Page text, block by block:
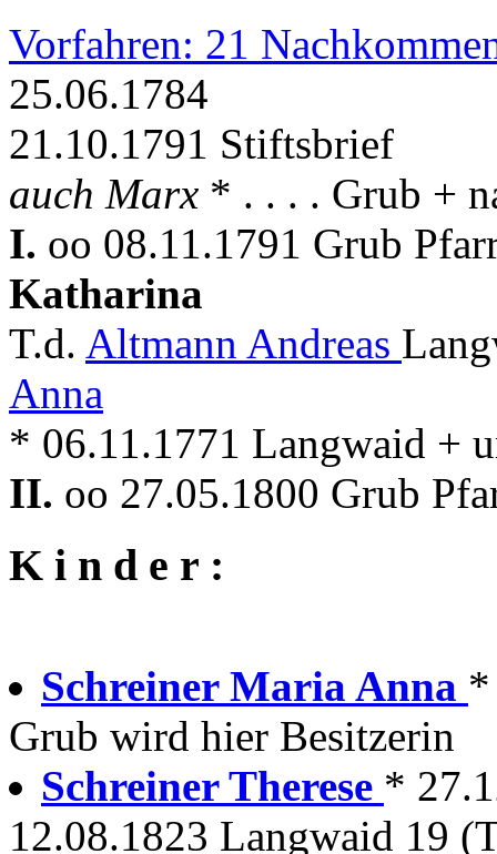
Vorfahren: 21
25.06.1784
21.10.1791 Stiftsbrief
auch Marx * . . . . Grub +
I. oo 08.11.1791 Grub
Katharina
T.d. Altmann Andreas
Anna
* 06.11.1771 Langwaid +
II. oo 27.05.1800 Grub
K i n d e r :
Schreiner Maria Anna *
Grub wird hier Besitzerin
Schreiner Therese *
12.08.1823 Langwaid 19